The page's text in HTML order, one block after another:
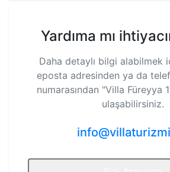
Yardıma mı
Daha detaylı bilgi alabilmek
eposta adresinden ya da
numarasından "Villa Füreyya
ulaşabilirsiniz.